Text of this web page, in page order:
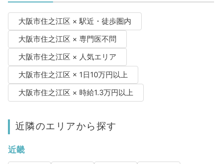
大阪市住之江区 × 駅近・徒歩圏内
大阪市住之江区 × 専門医不問
大阪市住之江区 × 人気エリア
大阪市住之江区 × 1日10万円以上
大阪市住之江区 × 時給1.3万円以上
近隣のエリアから探す
近畿